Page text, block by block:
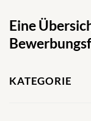
Eine
KATEGORIE